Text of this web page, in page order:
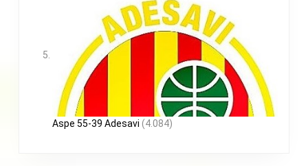
Aspe 55-39 Adesavi (4.084)